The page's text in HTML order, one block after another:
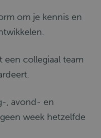
om je kennis en
een collegiaal team
, avond- en
week hetzelfde